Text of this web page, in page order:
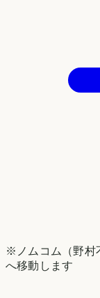
※ノムコム（野村
へ移動します